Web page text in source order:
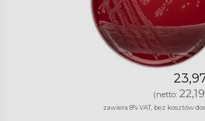
(netto:
zawiera 8% VAT, bez kosztów